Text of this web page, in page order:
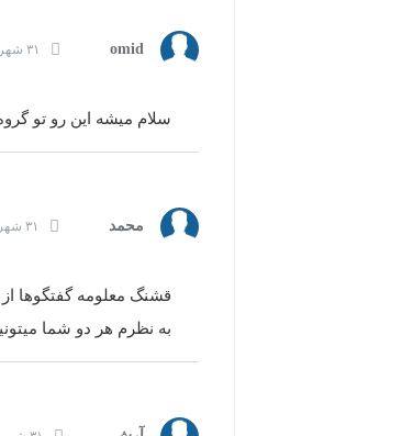
omid ۳۱ شهریور ۱۳۹۵ | ۲۳:۱۸
سلام میشه این رو تو
محمد ۳۱ شهریور ۱۳۹۵ | ۲۳:۱۸
قشنگ معلومه گفتگوها
به نظرم هر دو شما